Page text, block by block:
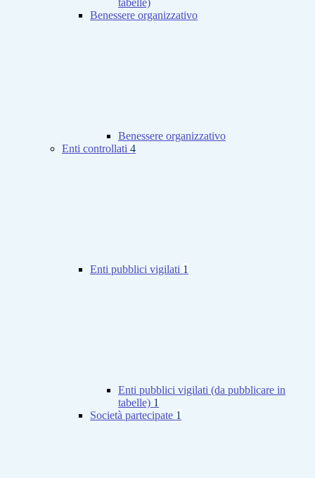
tabelle)
Benessere organizzativo
Benessere organizzativo
Enti controllati 4
Enti pubblici vigilati 1
Enti pubblici vigilati (da pubblicare in
tabelle) 1
Società partecipate 1